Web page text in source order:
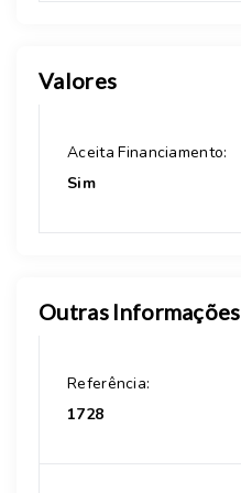
Valores
Aceita Financiamento:
Sim
Outras Informações
Referência:
1728